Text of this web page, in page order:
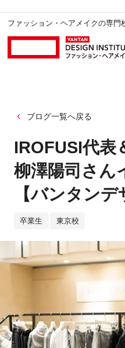
ファッション・ヘアメイクの専
ブログ一覧へ戻る
IROFUSI代表
柳澤陽司さん
【バンタンデ
卒業生 東京校